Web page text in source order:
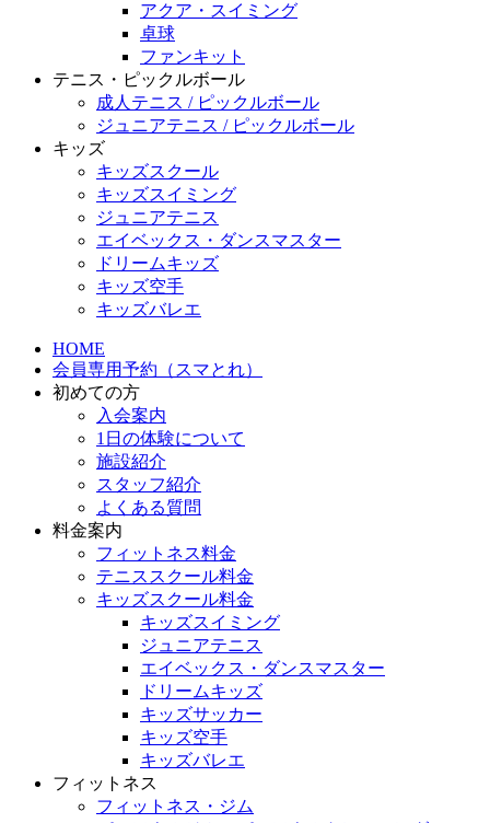
アクア・スイミング
卓球
ファンキット
テニス・ピックルボール
成人テニス / ピックルボール
ジュニアテニス / ピックルボール
キッズ
キッズスクール
キッズスイミング
ジュニアテニス
エイベックス・ダンスマスター
ドリームキッズ
キッズ空手
キッズバレエ
HOME
会員専用予約（スマとれ）
初めての方
入会案内
1日の体験について
施設紹介
スタッフ紹介
よくある質問
料金案内
フィットネス料金
テニススクール料金
キッズスクール料金
キッズスイミング
ジュニアテニス
エイベックス・ダンスマスター
ドリームキッズ
キッズサッカー
キッズ空手
キッズバレエ
フィットネス
フィットネス・ジム